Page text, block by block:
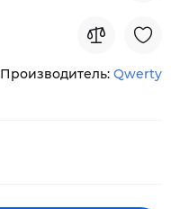
Производитель: Qwerty